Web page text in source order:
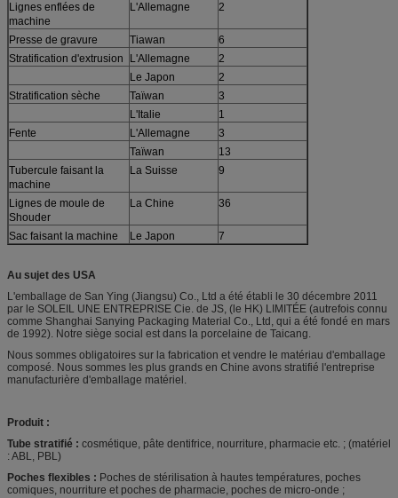
Lignes enflées de
machine
L'Allemagne 2
Presse de gravure Tiawan
6
Stratification d'extrusion
L'Allemagne
2
Le Japon
2
Stratification sèche
Taïwan
3
L'Italie
1
Fente
L'Allemagne
3
Taïwan
13
Tubercule faisant la
machine
La Suisse 9
Lignes de moule de
Shouder
La Chine 36
Sac faisant la machine Le Japon 7
Au sujet des USA
L'emballage de San Ying (Jiangsu) Co., Ltd a été établi le 30 décembre 2011
par le SOLEIL UNE ENTREPRISE Cie. de JS, (le HK) LIMITÉE (autrefois connu
comme Shanghai Sanying Packaging Material Co., Ltd, qui a été fondé en mars
de 1992). Notre siège social est dans la porcelaine de Taicang.
Nous sommes obligatoires sur la fabrication et vendre le matériau d'emballage
composé. Nous sommes les plus grands en Chine avons stratifié l'entreprise
manufacturière d'emballage matériel.
Produit :
Tube stratifié : cosmétique, pâte dentifrice, nourriture, pharmacie etc. ; (matériel
: ABL, PBL)
Poches flexibles : Poches de stérilisation à hautes températures, poches
comiques, nourriture et poches de pharmacie, poches de micro-onde ;